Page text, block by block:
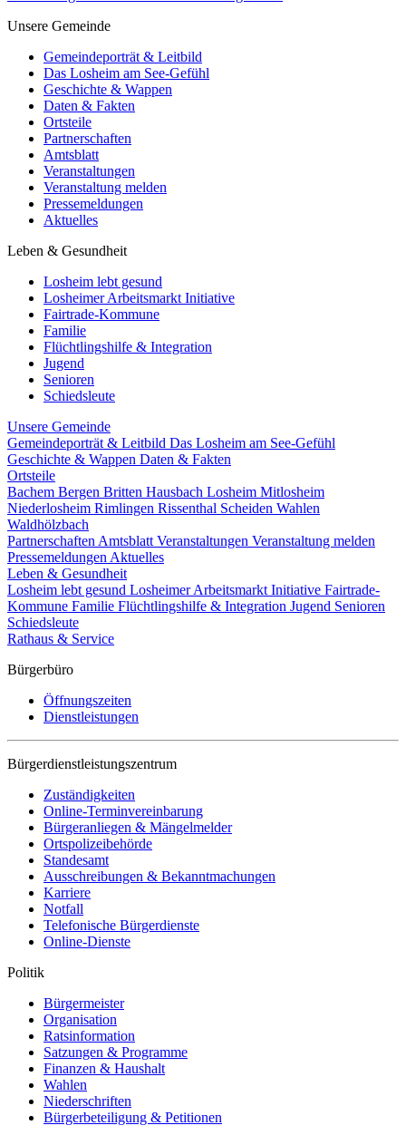
Unsere Gemeinde
Gemeindeporträt & Leitbild
Das Losheim am See-Gefühl
Geschichte & Wappen
Daten & Fakten
Ortsteile
Partnerschaften
Amtsblatt
Veranstaltungen
Veranstaltung melden
Pressemeldungen
Aktuelles
Leben & Gesundheit
Losheim lebt gesund
Losheimer Arbeitsmarkt Initiative
Fairtrade-Kommune
Familie
Flüchtlingshilfe & Integration
Jugend
Senioren
Schiedsleute
Unsere Gemeinde
Gemeindeporträt & Leitbild Das Losheim am See-Gefühl
Geschichte & Wappen Daten & Fakten
Ortsteile
Bachem Bergen Britten Hausbach Losheim Mitlosheim
Niederlosheim Rimlingen Rissenthal Scheiden Wahlen
Waldhölzbach
Partnerschaften Amtsblatt Veranstaltungen Veranstaltung melden
Pressemeldungen Aktuelles
Leben & Gesundheit
Losheim lebt gesund Losheimer Arbeitsmarkt Initiative Fairtrade-
Kommune Familie Flüchtlingshilfe & Integration Jugend Senioren
Schiedsleute
Rathaus & Service
Bürgerbüro
Öffnungszeiten
Dienstleistungen
Bürgerdienstleistungszentrum
Zuständigkeiten
Online-Terminvereinbarung
Bürgeranliegen & Mängelmelder
Ortspolizeibehörde
Standesamt
Ausschreibungen & Bekanntmachungen
Karriere
Notfall
Telefonische Bürgerdienste
Online-Dienste
Politik
Bürgermeister
Organisation
Ratsinformation
Satzungen & Programme
Finanzen & Haushalt
Wahlen
Niederschriften
Bürgerbeteiligung & Petitionen